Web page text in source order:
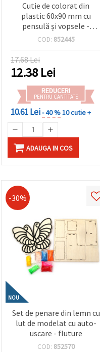
Cutie de colorat din
plastic 60x90 mm cu
pensulă și vopsele -
pinguin
COD: 852445
17.68 Lei
12.38 Lei
REDUCERI
PENTRU CANTITATE
10.61 Lei- 40 %10 cutie +
ADAUGA IN COS
-30%
NOU
Set de penare din lemn cu
lut de modelat cu auto-
uscare - fluture
COD: 852570